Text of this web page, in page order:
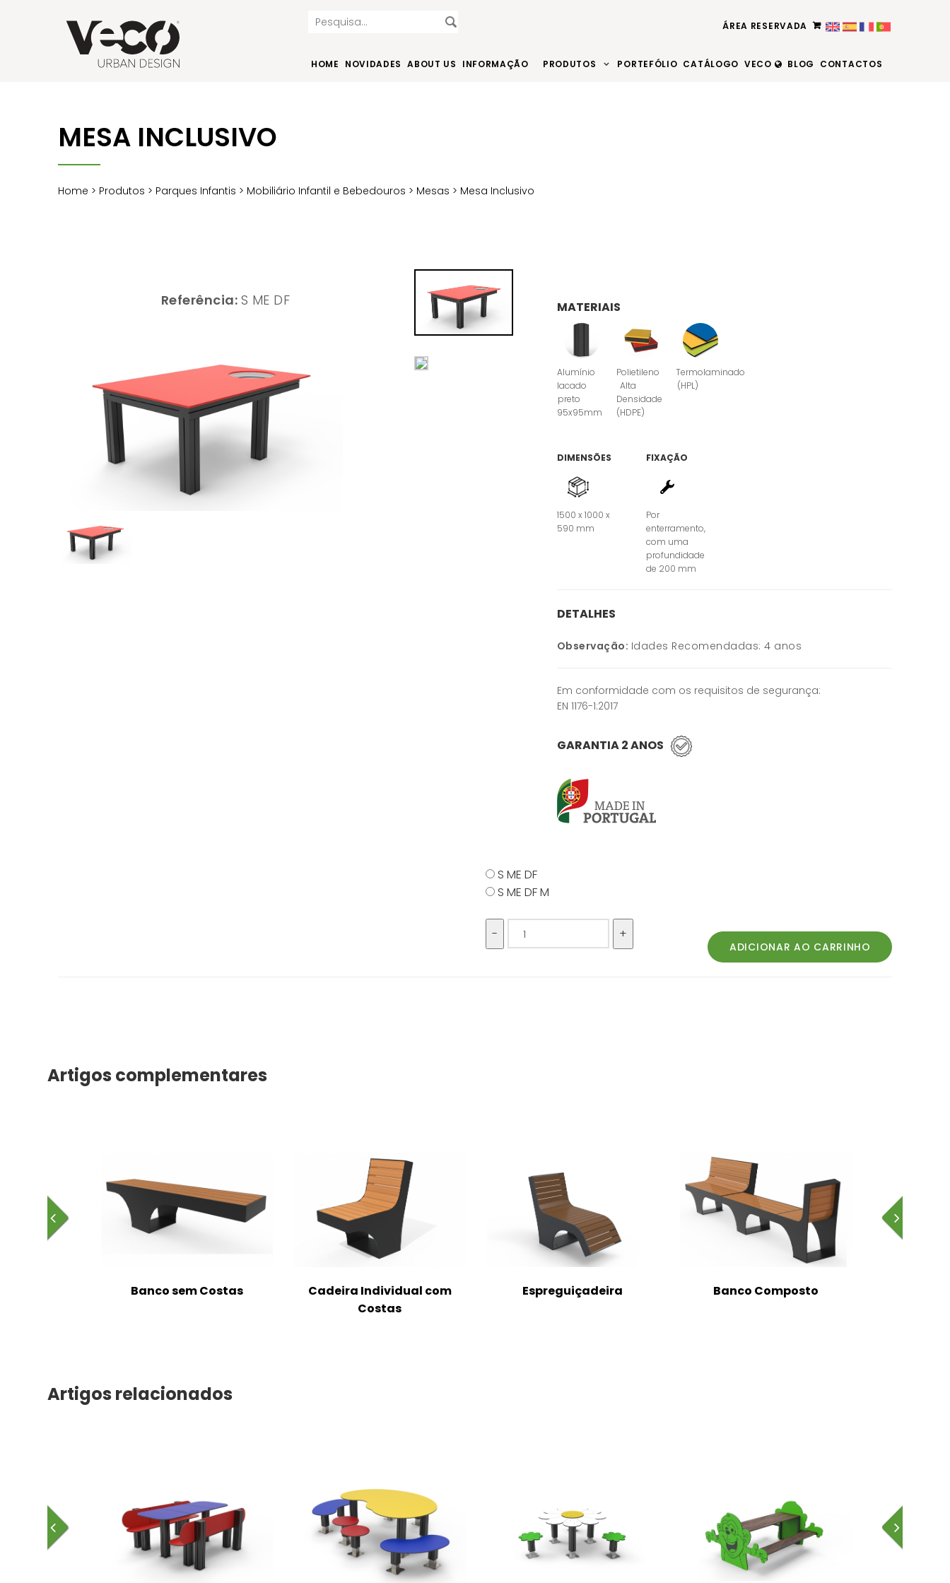
ÁREA RESERVADA
HOME NOVIDADES ABOUT US INFORMAÇÃO PRODUTOS PORTEFÓLIO CATÁLOGO VECO BLOG CONTACTOS
MESA INCLUSIVO
Home > Produtos > Parques Infantis > Mobiliário Infantil e Bebedouros > Mesas > Mesa Inclusivo
Referência: S ME DF MATERIAIS
Alumínio
lacado
preto
95x95mm
Polietileno
Alta
Densidade
(HDPE)
Termolaminado
(HPL)
DIMENSÕES
1500 x 1000 x
590 mm
FIXAÇÃO
Por
enterramento,
com uma
profundidade
de 200 mm
DETALHES
Observação: Idades Recomendadas: 4 anos
Em conformidade com os requisitos de segurança:
EN 1176-1:2017
GARANTIA 2 ANOS
S ME DF
S ME DF M
Artigos complementares
Banco sem Costas
Cadeira Individual com
Costas
Espreguiçadeira Banco Composto
Artigos relacionados